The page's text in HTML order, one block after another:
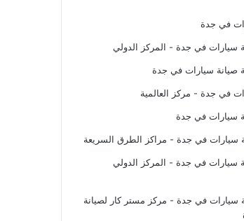
في جدة
سيارات في جدة - المركز الدولي
صيانة سيارات في جدة
في جدة - مركز العالمية
سيارات في جدة
سيارات في جدة - مراكز الطرق السريعة
سيارات في جدة - المركز الدولي
سيارات في جدة - مركز مستر كار لصيانة